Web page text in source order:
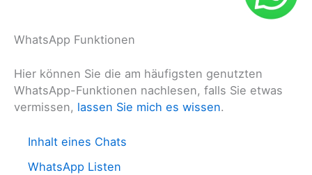
WhatsApp Funktionen
Hier können Sie die am häufigsten genutzten
WhatsApp-Funktionen nachlesen, falls Sie etwas
vermissen, lassen Sie mich es wissen.
Inhalt eines Chats
WhatsApp Listen